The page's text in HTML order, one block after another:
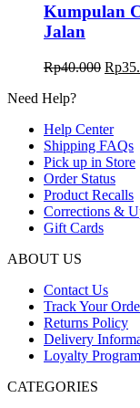
Kumpulan
Jalan
Rp40.000 Harga
Rp
Need Help?
Help Center
Shipping FAQs
Pick up in Store
Order Status
Product Recalls
Corrections &
Gift Cards
ABOUT US
Contact Us
Track Your
Returns Policy
Delivery
Loyalty Program
CATEGORIES